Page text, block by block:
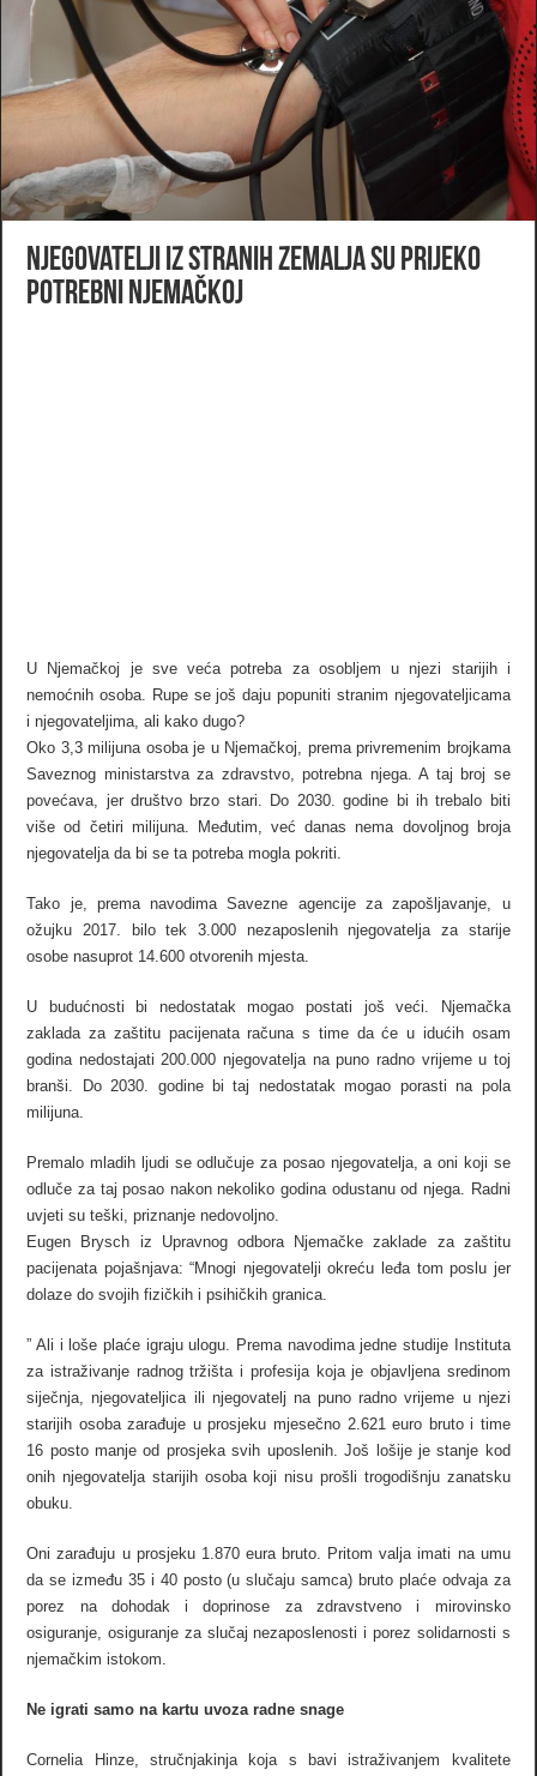
Njegovatelji iz stranih zemalja su prijeko
potrebni Njemačkoj
U Njemačkoj je sve veća potreba za osobljem u njezi starijih i
nemoćnih osoba. Rupe se još daju popuniti stranim njegovateljicama
i njegovateljima, ali kako dugo?
Oko 3,3 milijuna osoba je u Njemačkoj, prema privremenim brojkama
Saveznog ministarstva za zdravstvo, potrebna njega. A taj broj se
povećava, jer društvo brzo stari. Do 2030. godine bi ih trebalo biti
više od četiri milijuna. Međutim, već danas nema dovoljnog broja
njegovatelja da bi se ta potreba mogla pokriti.
Tako je, prema navodima Savezne agencije za zapošljavanje, u
ožujku 2017. bilo tek 3.000 nezaposlenih njegovatelja za starije
osobe nasuprot 14.600 otvorenih mjesta.
U budućnosti bi nedostatak mogao postati još veći. Njemačka
zaklada za zaštitu pacijenata računa s time da će u idućih osam
godina nedostajati 200.000 njegovatelja na puno radno vrijeme u toj
branši. Do 2030. godine bi taj nedostatak mogao porasti na pola
milijuna.
Premalo mladih ljudi se odlučuje za posao njegovatelja, a oni koji se
odluče za taj posao nakon nekoliko godina odustanu od njega. Radni
uvjeti su teški, priznanje nedovoljno.
Eugen Brysch iz Upravnog odbora Njemačke zaklade za zaštitu
pacijenata pojašnjava: “Mnogi njegovatelji okreću leđa tom poslu jer
dolaze do svojih fizičkih i psihičkih granica.
” Ali i loše plaće igraju ulogu. Prema navodima jedne studije Instituta
za istraživanje radnog tržišta i profesija koja je objavljena sredinom
siječnja, njegovateljica ili njegovatelj na puno radno vrijeme u njezi
starijih osoba zarađuje u prosjeku mjesečno 2.621 euro bruto i time
16 posto manje od prosjeka svih uposlenih. Još lošije je stanje kod
onih njegovatelja starijih osoba koji nisu prošli trogodišnju zanatsku
obuku.
Oni zarađuju u prosjeku 1.870 eura bruto. Pritom valja imati na umu
da se između 35 i 40 posto (u slučaju samca) bruto plaće odvaja za
porez na dohodak i doprinose za zdravstveno i mirovinsko
osiguranje, osiguranje za slučaj nezaposlenosti i porez solidarnosti s
njemačkim istokom.
Ne igrati samo na kartu uvoza radne snage
Cornelia Hinze, stručnjakinja koja s bavi istraživanjem kvalitete